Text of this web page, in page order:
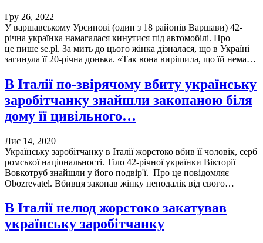
Гру 26, 2022
У варшавському Урсинові (один з 18 районів Варшави) 42-
річна українка намагалася кинутися під автомобілі. Про
це пише se.pl. За мить до цього жінка дізналася, що в Україні
загинула її 20-річна донька. «Так вона вирішила, що їй нема…
В Італії по-звірячому вбиту українську
заробітчанку знайшли закопаною біля
дому її цивільного…
Лис 14, 2020
Українську заробітчанку в Італії жорстоко вбив її чоловік, серб
ромської національності. Тіло 42-річної українки Вікторії
Вовкотруб знайшли у його подвір'ї. Про це повідомляє
Obozrevatel. Вбивця закопав жінку неподалік від свого…
В Італії нелюд жорстоко закатував
українську заробітчанку